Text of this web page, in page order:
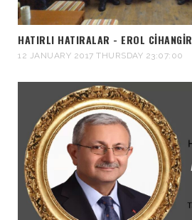
HATIRLI HATIRALAR - EROL CİHANGİR
12 JANUARY 2017 THURSDAY 23:07:00